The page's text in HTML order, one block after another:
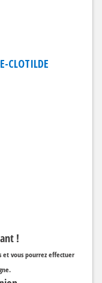
CLOTILDE
!
et vous pourrez effectuer